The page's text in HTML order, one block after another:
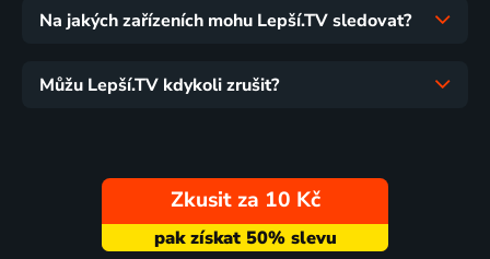
Na jakých zařízeních mohu Lepší.TV sledovat?
Můžu Lepší.TV kdykoli zrušit?
Zkusit za 10 Kč